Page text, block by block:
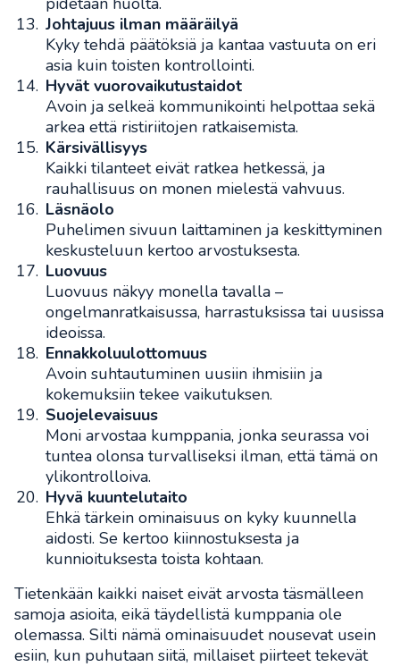
Johtajuus ilman määräilyä
Kyky tehdä päätöksiä ja kantaa vastuuta on eri
asia kuin toisten kontrollointi.
Hyvät vuorovaikutustaidot
Avoin ja selkeä kommunikointi helpottaa sekä
arkea että ristiriitojen ratkaisemista.
Kärsivällisyys
Kaikki tilanteet eivät ratkea hetkessä, ja
rauhallisuus on monen mielestä vahvuus.
Läsnäolo
Puhelimen sivuun laittaminen ja keskittyminen
keskusteluun kertoo arvostuksesta.
Luovuus
Luovuus näkyy monella tavalla –
ongelmanratkaisussa, harrastuksissa tai uusissa
ideoissa.
Ennakkoluulottomuus
Avoin suhtautuminen uusiin ihmisiin ja
kokemuksiin tekee vaikutuksen.
Suojelevaisuus
Moni arvostaa kumppania, jonka seurassa voi
tuntea olonsa turvalliseksi ilman, että tämä on
ylikontrolloiva.
Hyvä kuuntelutaito
Ehkä tärkein ominaisuus on kyky kuunnella
aidosti. Se kertoo kiinnostuksesta ja
kunnioituksesta toista kohtaan.
Tietenkään kaikki naiset eivät arvosta täsmälleen
samoja asioita, eikä täydellistä kumppania ole
olemassa. Silti nämä ominaisuudet nousevat usein
esiin, kun puhutaan siitä, millaiset piirteet tekevät